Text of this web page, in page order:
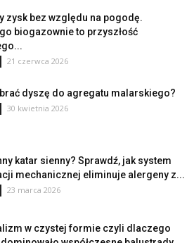
zysk bez względu na pogodę.
biogazownie to przyszłość
21 czerwca 2026
dyszę do agregatu malarskiego?
30 kwietnia 2026
katar sienny? Sprawdź, jak system
mechanicznej eliminuje alergeny z...
23 marca 2026
w czystej formie czyli dlaczego